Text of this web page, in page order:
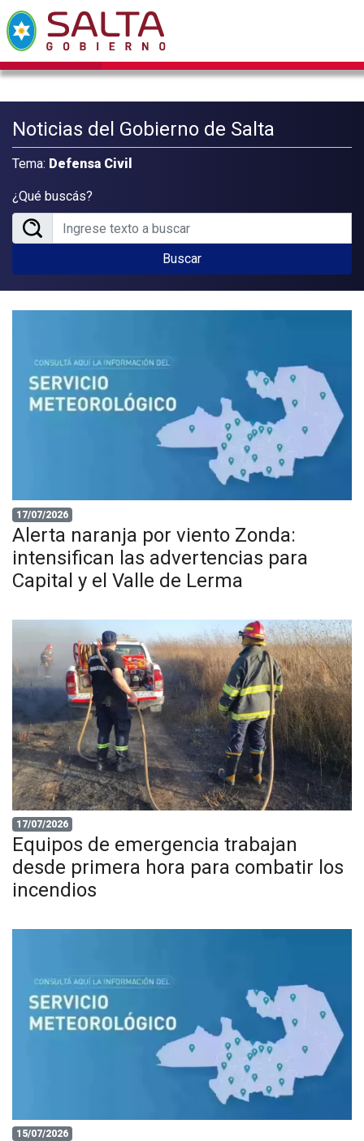
Noticias del Gobierno de Salta
Tema: Defensa Civil
¿Qué buscás?
Buscar
17/07/2026
Alerta naranja por viento Zonda:
intensifican las advertencias para
Capital y el Valle de Lerma
17/07/2026
Equipos de emergencia trabajan
desde primera hora para combatir los
incendios
15/07/2026